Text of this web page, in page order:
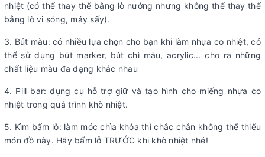
nhiệt (có thể thay thế bằng lò nướng nhưng không thể thay thế
bằng lò vi sóng, máy sấy).
3. Bút màu: có nhiều lựa chọn cho bạn khi làm nhựa co nhiệt, có
thể sử dụng bút marker, bút chì màu, acrylic... cho ra những
chất liệu màu đa dạng khác nhau
4. Pill bar: dụng cụ hỗ trợ giữ và tạo hình cho miếng nhựa co
nhiệt trong quá trình khò nhiệt.
5. Kìm bấm lỗ: làm móc chìa khóa thì chắc chắn không thể thiếu
món đồ này. Hãy bấm lỗ TRƯỚC khi khò nhiệt nhé!